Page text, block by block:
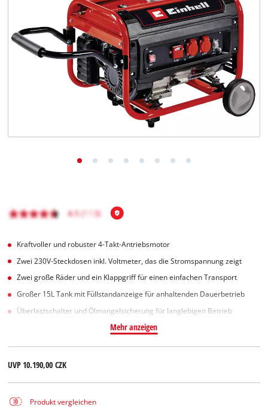
Deutsch
DE Deutsch
Kraftvoller und robuster 4-Takt-Antriebsmotor
Zwei 230V-Steckdosen inkl. Voltmeter, das die Stromspannung zeigt
Zwei große Räder und ein Klappgriff für einen einfachen Transport
Großer 15L Tank mit Füllstandanzeige für anhaltenden Dauerbetrieb
Überlastschalter und Ölmangelsicherung für langlebigen Betrieb
Mehr anzeigen
UVP10.190,00 CZK
Produkt vergleichen